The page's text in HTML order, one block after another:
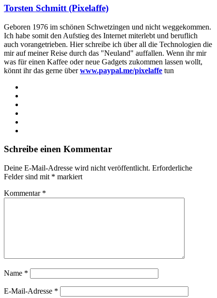
Torsten Schmitt (Pixelaffe)
Geboren 1976 im schönen Schwetzingen und nicht weggekommen.
Ich habe somit den Aufstieg des Internet miterlebt und beruflich
auch vorangetrieben. Hier schreibe ich über all die Technologien die
mir auf meiner Reise durch das "Neuland" auffallen. Wenn ihr mir
was für einen Kaffee oder neue Gadgets zukommen lassen wollt,
könnt ihr das gerne überwww.paypal.me/pixelaffe tun
Schreibe einen Kommentar
Deine E-Mail-Adresse wird nicht veröffentlicht. Erforderliche
Felder sind mit * markiert
Kommentar *
Name *
E-Mail-Adresse *